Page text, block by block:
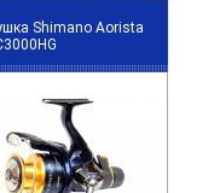
Shimano Aorista